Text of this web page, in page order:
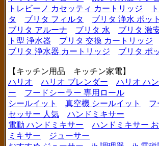
トレビーノ カセッティ カートリッジ
タ
ブリタ フィルタ ブリタ 浄水 ポット
ブリタ アルーナ
ブリタ 水 ブリタ 激
ト型 浄水器
ブリタ 交換 カートリッジ
ブリタ 浄水器 カートリッジ
ブリタ ポ
【キッチン用品 キッチン家電】
ハリオ
ハリオ ブレンダー
ハリオ ハ
ー
フードシーラー 専用ロール
シールイット
真空機 シールイット
フ
セッサー 人気
ハンドミキサー
電動 ハンドミキサー
ハンドミキサー
ミキサー
ジューサー